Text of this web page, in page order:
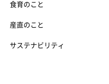
食育のこと
産直のこと
サステナビリティ